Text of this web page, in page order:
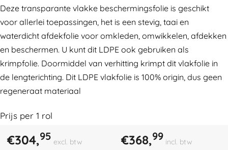
Deze transparante vlakke beschermingsfolie is geschikt
voor allerlei toepassingen, het is een stevig, taai en
waterdicht afdekfolie voor omkleden, omwikkelen, afdekken
en beschermen. U kunt dit LDPE ook gebruiken als
krimpfolie. Doormiddel van verhitting krimpt dit vlakfolie in
de lengterichting. Dit LDPE vlakfolie is 100% origin, dus geen
regeneraat materiaal
Prijs per 1 rol
€304,95 excl. btw €368,99 incl. btw